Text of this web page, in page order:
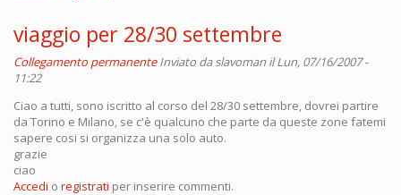
viaggio per 28/30 settembre
Collegamento permanente Inviato daslavoman il Lun, 07/16/2007 -
11:22
Ciao a tutti, sono iscritto al corso del 28/30 settembre, dovrei partire
da Torino e Milano, se c'è qualcuno che parte da queste zone fatemi
sapere cosi si organizza una solo auto.
grazie
ciao
Accedi o registrati per inserire commenti.